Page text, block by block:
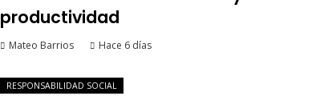
productividad
Mateo Barrios Hace 6 días
RESPONSABILIDAD SOCIAL